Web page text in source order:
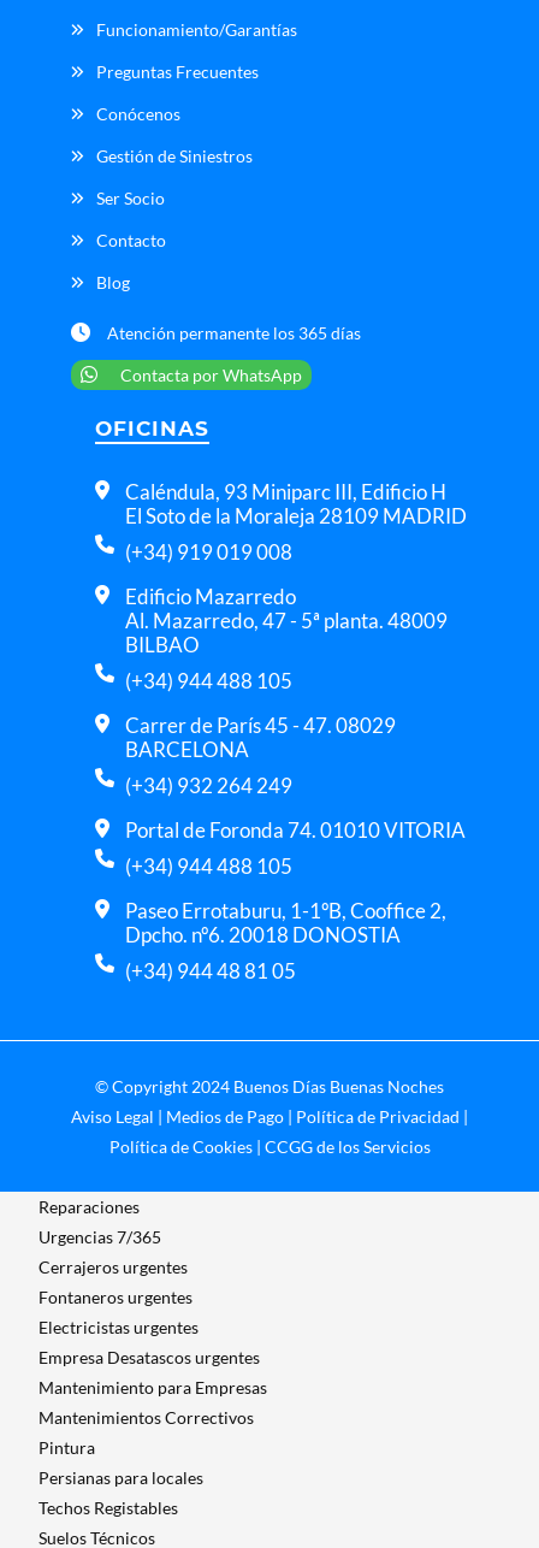
Funcionamiento/Garantías
Preguntas Frecuentes
Conócenos
Gestión de Siniestros
Ser Socio
Contacto
Blog
Atención permanente los 365 días
Contacta por WhatsApp
OFICINAS
Caléndula, 93 Miniparc III, Edificio H
El Soto de la Moraleja 28109 MADRID
(+34) 919 019 008
Edificio Mazarredo
Al. Mazarredo, 47 - 5ª planta. 48009
BILBAO
(+34) 944 488 105
Carrer de París 45 - 47. 08029
BARCELONA
(+34) 932 264 249
Portal de Foronda 74. 01010 VITORIA
(+34) 944 488 105
Paseo Errotaburu, 1-1ºB, Cooffice 2,
Dpcho. nº6. 20018 DONOSTIA
(+34) 944 48 81 05
© Copyright 2024 Buenos Días Buenas Noches
Aviso Legal | Medios de Pago | Política de Privacidad |
Política de Cookies| CCGG de los Servicios
Reparaciones
Urgencias 7/365
Cerrajeros urgentes
Fontaneros urgentes
Electricistas urgentes
Empresa Desatascos urgentes
Mantenimiento para Empresas​
Mantenimientos Correctivos
Pintura
Persianas para locales
Techos Registables
Suelos Técnicos